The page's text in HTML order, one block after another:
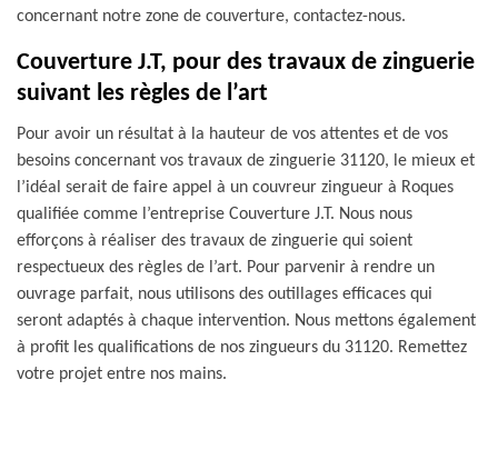
concernant notre zone de couverture, contactez-nous.
Couverture J.T, pour des travaux de zinguerie
suivant les règles de l’art
Pour avoir un résultat à la hauteur de vos attentes et de vos
besoins concernant vos travaux de zinguerie 31120, le mieux et
l’idéal serait de faire appel à un couvreur zingueur à Roques
qualifiée comme l’entreprise Couverture J.T. Nous nous
efforçons à réaliser des travaux de zinguerie qui soient
respectueux des règles de l’art. Pour parvenir à rendre un
ouvrage parfait, nous utilisons des outillages efficaces qui
seront adaptés à chaque intervention. Nous mettons également
à profit les qualifications de nos zingueurs du 31120. Remettez
votre projet entre nos mains.